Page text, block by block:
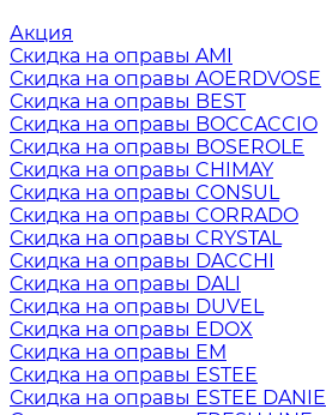
Акция
Скидка на оправы AMI
Скидка на оправы AOERDVOSE
Скидка на оправы BEST
Скидка на оправы BOCCACCIO
Скидка на оправы BOSEROLE
Скидка на оправы CHIMAY
Скидка на оправы CONSUL
Скидка на оправы CORRADO
Скидка на оправы CRYSTAL
Скидка на оправы DACCHI
Скидка на оправы DALI
Скидка на оправы DUVEL
Скидка на оправы EDOX
Скидка на оправы EM
Скидка на оправы ESTEE
Скидка на оправы ESTEE DANIE